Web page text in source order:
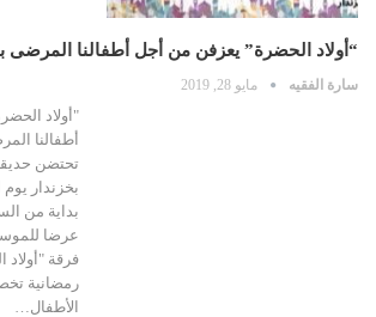
“أولاد الحضرة” يعزفن من أجل أطفالنا المرضى
سارة الفقيه مايو 28, 2019
"أولاد
أطفالنا
تحتضن
بداية من
عرضا
فرقة
رمضانية
الأطفال…